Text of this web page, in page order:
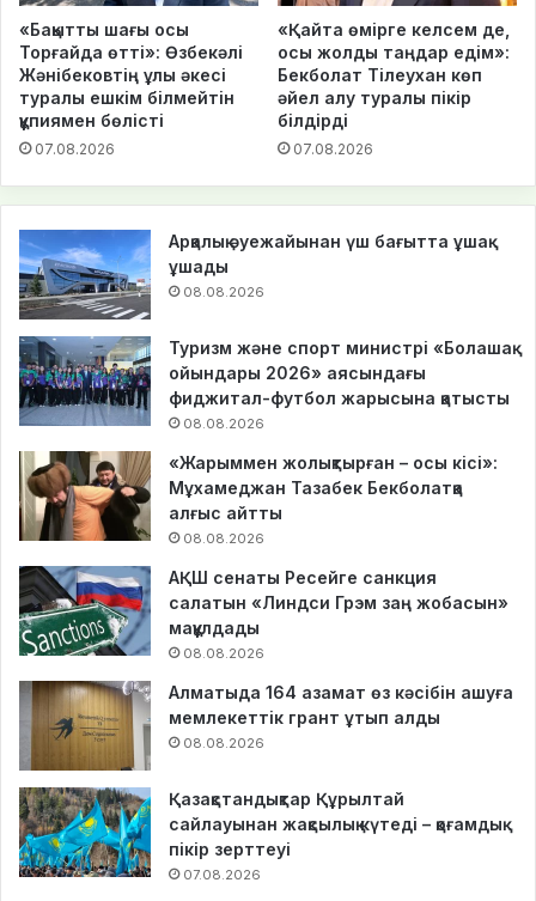
«Бақытты шағы осы
Торғайда өтті»: Өзбекәлі
Жәнібековтің ұлы әкесі
туралы ешкім білмейтін
құпиямен бөлісті
07.08.2026
«Қайта өмірге келсем де,
осы жолды таңдар едім»:
Бекболат Тілеухан көп
әйел алу туралы пікір
білдірді
07.08.2026
Арқалық әуежайынан үш бағытта ұшақ
ұшады
08.08.2026
Туризм және спорт министрі «Болашақ
ойындары 2026» аясындағы
фиджитал-футбол жарысына қатысты
08.08.2026
«Жарыммен жолықтырған – осы кісі»:
Мұхамеджан Тазабек Бекболатқа
алғыс айтты
08.08.2026
АҚШ сенаты Ресейге санкция
салатын «Линдси Грэм заң жобасын»
мақұлдады
08.08.2026
Алматыда 164 азамат өз кәсібін ашуға
мемлекеттік грант ұтып алды
08.08.2026
Қазақстандықтар Құрылтай
сайлауынан жақсылық күтеді – қоғамдық
пікір зерттеуі
07.08.2026